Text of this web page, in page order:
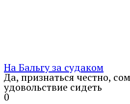
На Бальгу за судаком
Да, признаться честно,
удовольствие сидеть
0